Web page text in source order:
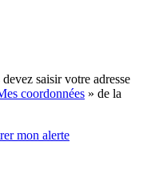
saisir votre adresse
coordonnées » de la
mon alerte